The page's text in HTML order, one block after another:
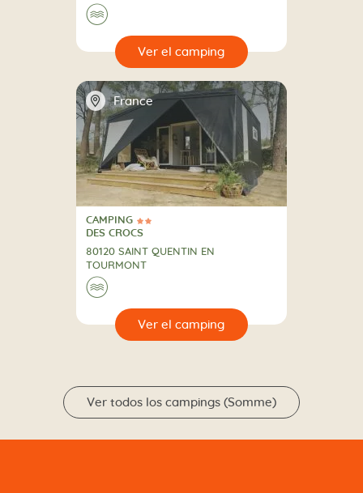
🌊
📍 France
2 Estrellas
CAMPING
CAMPING
DES CROCS
80120 SAINT QUENTIN EN
TOURMONT
🌊
Ver todos los campings (Somme)